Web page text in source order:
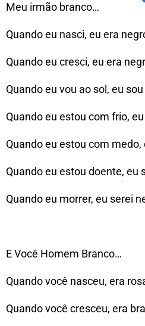
Meu irmão branco…
Quando eu nasci, eu era
Quando eu cresci, eu era
Quando eu vou ao sol, eu
Quando eu estou com frio,
Quando eu estou com medo,
Quando eu estou doente, eu
Quando eu morrer, eu serei
E Você Homem Branco…
Quando você nasceu, era
Quando você cresceu, era